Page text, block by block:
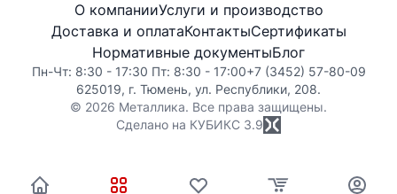
О компанииУслуги и производство
Доставка и оплатаКонтактыСертификаты
Нормативные документыБлог
Пн-Чт: 8:30 - 17:30 Пт: 8:30 - 17:00+7 (3452) 57-80-09
625019, г. Тюмень, ул. Республики, 208.
© 2026 Металлика. Все права защищены.
Сделано на КУБИКС 3.9